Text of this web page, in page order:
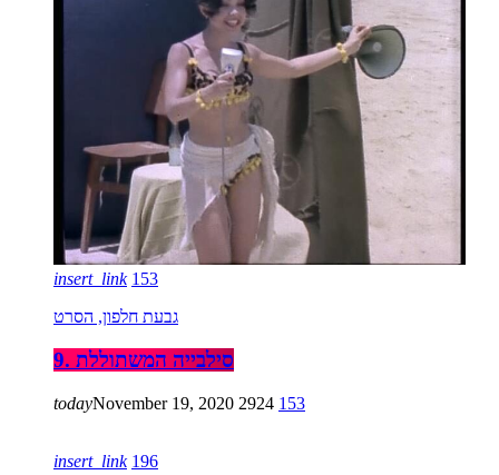
insert_link 153
גבעת חלפון, הסרט
9. סילבייה המשתוללת
todayNovember 19, 2020 2924 153
insert_link 196